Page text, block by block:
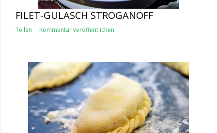
FILET-GULASCH STROGANOFF
Teilen Kommentar veröffentlichen